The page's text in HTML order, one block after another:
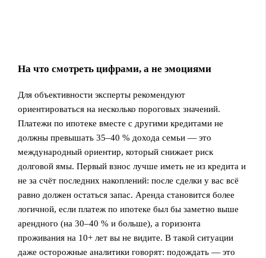
На что смотреть цифрами, а не эмоциями
Для объективности эксперты рекомендуют
ориентироваться на несколько пороговых значений.
Платежи по ипотеке вместе с другими кредитами не
должны превышать 35–40 % дохода семьи — это
международный ориентир, который снижает риск
долговой ямы. Первый взнос лучше иметь не из кредита и
не за счёт последних накоплений: после сделки у вас всё
равно должен остаться запас. Аренда становится более
логичной, если платеж по ипотеке был бы заметно выше
арендного (на 30–40 % и больше), а горизонта
проживания на 10+ лет вы не видите. В такой ситуации
даже осторожные аналитики говорят: подождать — это